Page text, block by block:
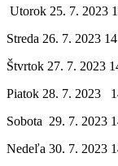
Utorok 25. 7. 2023
Streda 26. 7. 2023
Štvrtok 27. 7. 2023
Piatok 28. 7. 2023
Sobota 29. 7. 2023
Nedeľa 30. 7. 2023